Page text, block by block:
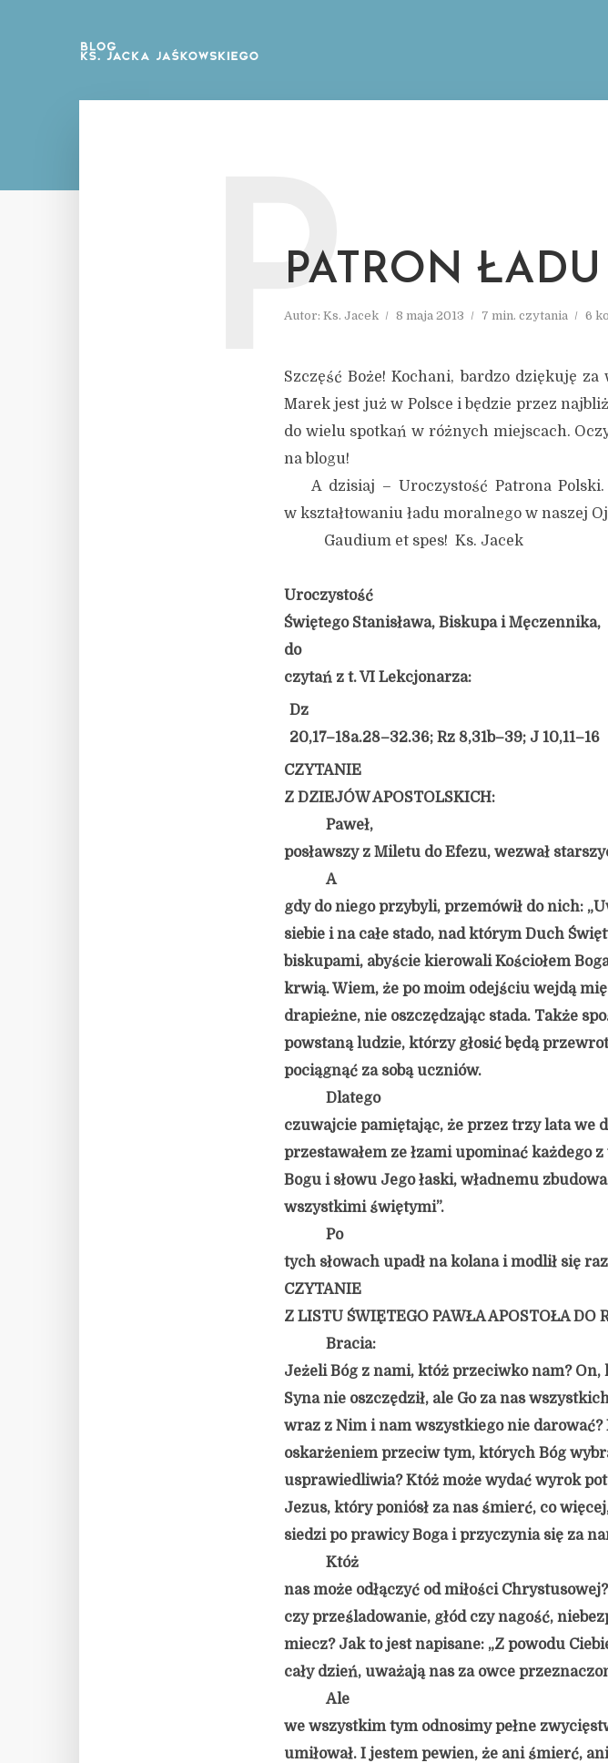
PATRON
Autor: Ks. Jacek 8 maja 2013 7 min. czytania 6
P
Szczęść Boże! Kochani, bardzo dziękuję
Marek jest już w Polsce i będzie przez
do wielu spotkań w różnych miejscach.
na blogu!
A dzisiaj – Uroczystość Patrona Polski.
w kształtowaniu ładu moralnego w naszej
Gaudium et spes! Ks. Jacek
Uroczystość
Świętego Stanisława, Biskupa i Męczennika,
do
czytań z t. VI Lekcjonarza:
Dz
20,17–18a.28–32.36; Rz 8,31b–39; J 10,11–16
CZYTANIE
Z DZIEJÓW APOSTOLSKICH:
Paweł,
posławszy z Miletu do Efezu, wezwał
A
gdy do niego przybyli, przemówił do nich:
siebie i na całe stado, nad którym Duch
biskupami, abyście kierowali Kościołem
krwią. Wiem, że po moim odejściu wejdą
drapieżne, nie oszczędzając stada. Także
powstaną ludzie, którzy głosić będą
pociągnąć za sobą uczniów.
Dlatego
czuwajcie pamiętając, że przez trzy lata we
przestawałem ze łzami upominać każdego
Bogu i słowu Jego łaski, władnemu
wszystkimi świętymi”.
Po
tych słowach upadł na kolana i modlił się
CZYTANIE
Z LISTU ŚWIĘTEGO PAWŁA APOSTOŁA DO
Bracia:
Jeżeli Bóg z nami, któż przeciwko nam? On,
Syna nie oszczędził, ale Go za nas
wraz z Nim i nam wszystkiego nie darować?
oskarżeniem przeciw tym, których Bóg
usprawiedliwia? Któż może wydać wyrok
Jezus, który poniósł za nas śmierć, co
siedzi po prawicy Boga i przyczynia się za
Któż
nas może odłączyć od miłości
czy prześladowanie, głód czy nagość,
miecz? Jak to jest napisane: „Z powodu
cały dzień, uważają nas za owce
Ale
we wszystkim tym odnosimy pełne
umiłował. I jestem pewien, że ani śmierć,